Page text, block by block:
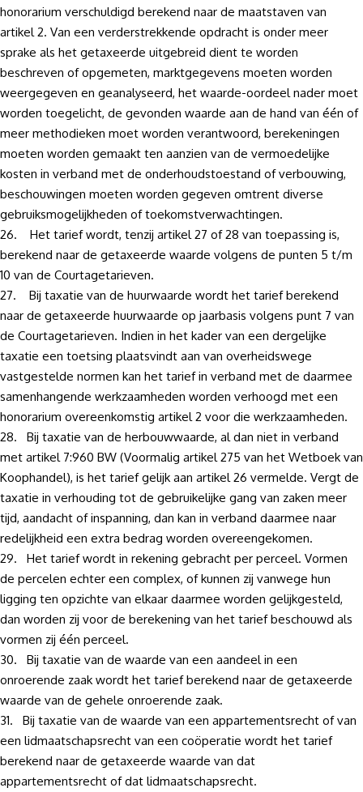
honorarium verschuldigd berekend naar de maatstaven van
artikel 2. Van een verderstrekkende opdracht is onder meer
sprake als het getaxeerde uitgebreid dient te worden
beschreven of opgemeten, marktgegevens moeten worden
weergegeven en geanalyseerd, het waarde-oordeel nader moet
worden toegelicht, de gevonden waarde aan de hand van één of
meer methodieken moet worden verantwoord, berekeningen
moeten worden gemaakt ten aanzien van de vermoedelijke
kosten in verband met de onderhoudstoestand of verbouwing,
beschouwingen moeten worden gegeven omtrent diverse
gebruiksmogelijkheden of toekomstverwachtingen.
26. Het tarief wordt, tenzij artikel 27 of 28 van toepassing is,
berekend naar de getaxeerde waarde volgens de punten 5 t/m
10 van de Courtagetarieven.
27. Bij taxatie van de huurwaarde wordt het tarief berekend
naar de getaxeerde huurwaarde op jaarbasis volgens punt 7 van
de Courtagetarieven. Indien in het kader van een dergelijke
taxatie een toetsing plaatsvindt aan van overheidswege
vastgestelde normen kan het tarief in verband met de daarmee
samenhangende werkzaamheden worden verhoogd met een
honorarium overeenkomstig artikel 2 voor die werkzaamheden.
28. Bij taxatie van de herbouwwaarde, al dan niet in verband
met artikel 7:960 BW (Voormalig artikel 275 van het Wetboek van
Koophandel), is het tarief gelijk aan artikel 26 vermelde. Vergt de
taxatie in verhouding tot de gebruikelijke gang van zaken meer
tijd, aandacht of inspanning, dan kan in verband daarmee naar
redelijkheid een extra bedrag worden overeengekomen.
29. Het tarief wordt in rekening gebracht per perceel. Vormen
de percelen echter een complex, of kunnen zij vanwege hun
ligging ten opzichte van elkaar daarmee worden gelijkgesteld,
dan worden zij voor de berekening van het tarief beschouwd als
vormen zij één perceel.
30. Bij taxatie van de waarde van een aandeel in een
onroerende zaak wordt het tarief berekend naar de getaxeerde
waarde van de gehele onroerende zaak.
31. Bij taxatie van de waarde van een appartementsrecht of van
een lidmaatschapsrecht van een coöperatie wordt het tarief
berekend naar de getaxeerde waarde van dat
appartementsrecht of dat lidmaatschapsrecht.